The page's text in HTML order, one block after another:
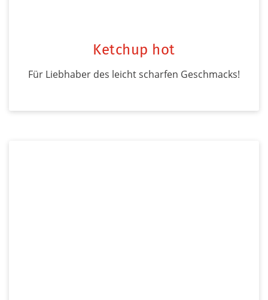
Ketchup hot
Für Liebhaber des leicht scharfen Geschmacks!